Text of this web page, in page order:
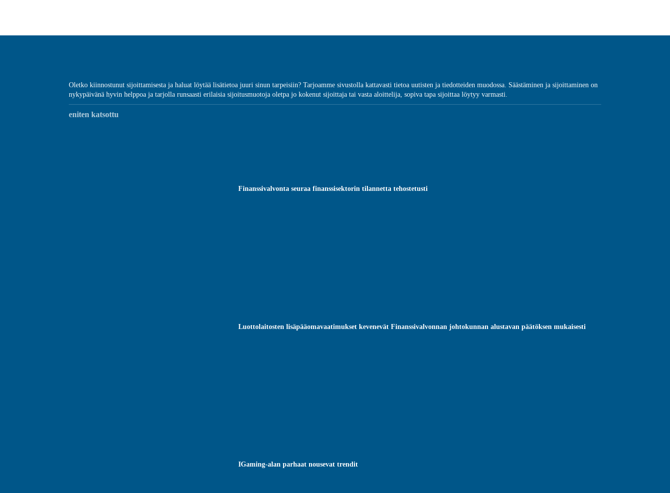
Oletko kiinnostunut sijoittamisesta ja haluat löytää lisätietoa juuri sinun tarpeisiin? Tarjoamme sivustolla kattavasti tietoa uutisten ja tiedotteiden muodossa. Säästäminen ja sijoittaminen on
nykypäivänä hyvin helppoa ja tarjolla runsaasti erilaisia sijoitusmuotoja oletpa jo kokenut sijoittaja tai vasta aloittelija, sopiva tapa sijoittaa löytyy varmasti.
eniten katsottu
Finanssivalvonta seuraa finanssisektorin tilannetta tehostetusti
Luottolaitosten lisäpääomavaatimukset kevenevät Finanssivalvonnan johtokunnan alustavan päätöksen mukaisesti
IGaming-alan parhaat nousevat trendit